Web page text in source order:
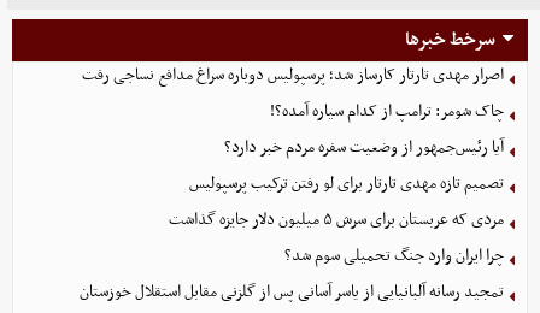
سرخط خبرها
اصرار مهدی تارتار کارساز شد؛ پرسپولیس دوباره سراغ مدافع نساجی رفت
چاک شومر: ترامپ از کدام سیاره آمده؟!
آیا رئیس‌جمهور از وضعیت سفره مردم خبر دارد؟
تصمیم تازه مهدی تارتار برای لو رفتن ترکیب پرسپولیس
مردی که عربستان برای سرش ۵ میلیون دلار جایزه گذاشت
چرا ایران وارد جنگ تحمیلی سوم شد؟
تمجید رسانه آلبانیایی از یاسر آسانی پس از گلزنی مقابل استقلال خوزستان